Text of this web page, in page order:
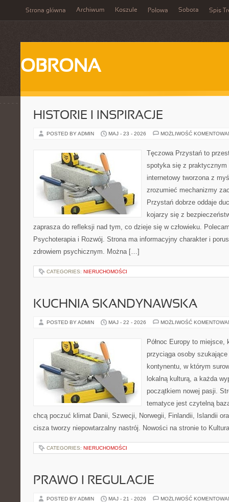
Strona główna Archiwum Koszule Połowa Sobota Spis
OBRONA
HISTORIE I INSPIRACJE
POSTED BY ADMIN MAJ - 23 - 2026 MOŻLIWOŚĆ
Tęczowa Przystań to
spotyka się z praktycznym
internetowy tworzona z
zrozumieć mechanizmy
Przystań dobrze oddaje
kojarzy się z
zaprasza do refleksji nad tym, co dzieje się w człowieku.
Psychoterapia i Rozwój. Strona ma informacyjny charakter i
zdrowiem psychicznym. Można […]
CATEGORIES: NIERUCHOMOŚCI
KUCHNIA SKANDYNAWSKA
POSTED BY ADMIN MAJ - 22 - 2026 MOŻLIWOŚĆ
Północ Europy to miejsce,
przyciąga osoby
kontynentu, w którym
lokalną kulturą, a każda
początkiem nowej pasji.
tematyce jest czytelną
chcą poczuć klimat Danii, Szwecji, Norwegii, Finlandii, Islandii
cisza tworzy niepowtarzalny nastrój. Nowości na stronie to
CATEGORIES: NIERUCHOMOŚCI
PRAWO I REGULACJE
POSTED BY ADMIN MAJ - 21 - 2026 MOŻLIWOŚĆ